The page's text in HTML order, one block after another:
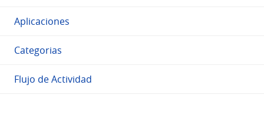
Aplicaciones
Categorias
Flujo de Actividad